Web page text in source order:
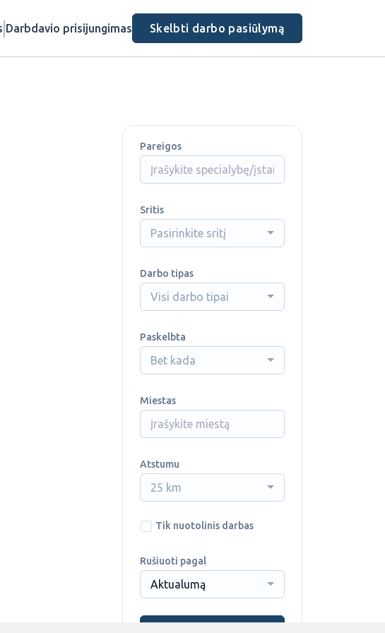
Darbdavio prisijungimas Skelbti darbo pasiūlymą
Pareigos
Sritis
Pasirinkite sritį
Darbo tipas
Visi darbo tipai
Paskelbta
Bet kada
Miestas
Atstumu
25 km
Tik nuotolinis darbas
Rušiuoti pagal
Aktualumą